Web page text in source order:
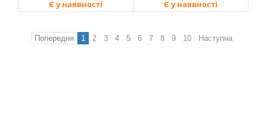
Є у наявності Є у наявності
Попередня 1 2 3 4 5 6 7 8 9 10 Наступна